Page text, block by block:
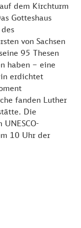
dem Kirchturm
Gotteshaus
von Sachsen
95 Thesen
haben – eine
erdichtet
fanden Luther
Die
10 Uhr der